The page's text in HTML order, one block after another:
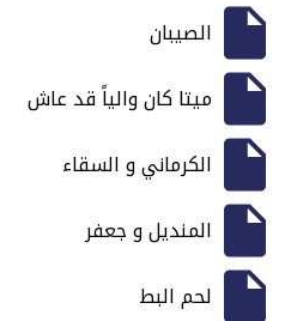
الصيبان
ميتا كان والياً قد عاش
الكرماني و السقاء
المنديل و جعفر
لحم البط